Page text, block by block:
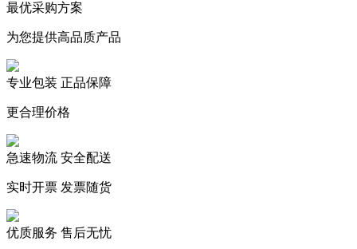
最优采购方案
为您提供高品质产品
专业包装 正品保障
更合理价格
急速物流 安全配送
实时开票 发票随货
优质服务 售后无忧